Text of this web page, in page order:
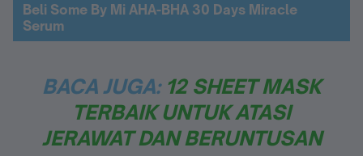
Beli Some By Mi AHA-BHA 30 Days Miracle
Serum
BACA JUGA: 12 SHEET MASK
TERBAIK UNTUK ATASI
JERAWAT DAN BERUNTUSAN